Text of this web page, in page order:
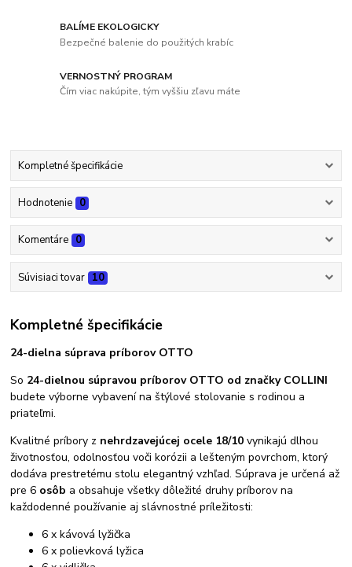
BALÍME EKOLOGICKY
Bezpečné balenie do použitých krabíc
VERNOSTNÝ PROGRAM
Čím viac nakúpite, tým vyššiu zľavu máte
Kompletné špecifikácie
Hodnotenie 0
Komentáre 0
Súvisiaci tovar 10
Kompletné špecifikácie
24-dielna súprava príborov OTTO
So 24-dielnou súpravou príborov OTTO od značky COLLINI
budete výborne vybavení na štýlové stolovanie s rodinou a
priateľmi.
Kvalitné príbory z nehrdzavejúcej ocele 18/10 vynikajú dlhou
životnosťou, odolnosťou voči korózii a lešteným povrchom, ktorý
dodáva prestretému stolu elegantný vzhľad. Súprava je určená až
pre 6 osôb a obsahuje všetky dôležité druhy príborov na
každodenné používanie aj slávnostné príležitosti:
6 x kávová lyžička
6 x polievková lyžica